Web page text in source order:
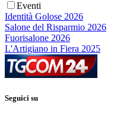
Eventi
Identità Golose 2026
Salone del Risparmio 2026
Fuorisalone 2026
L'Artigiano in Fiera 2025
Seguici su